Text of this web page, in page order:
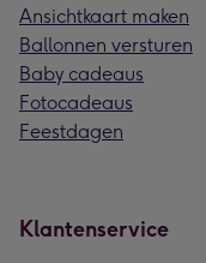
Ansichtkaart maken
Ballonnen versturen
Baby cadeaus
Fotocadeaus
Feestdagen
Klantenservice